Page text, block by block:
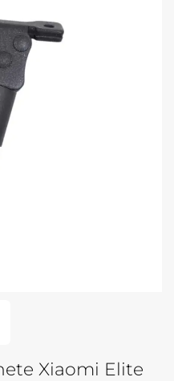
Xiaomi Elite